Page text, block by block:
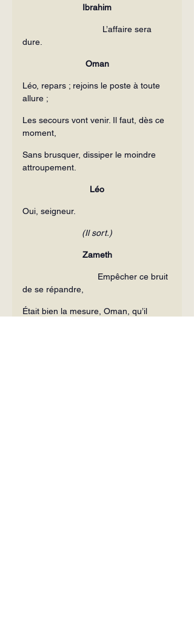
Ibrahim
L’affaire sera
dure.
Oman
Léo, repars ; rejoins le poste à toute
allure ;
Les secours vont venir. Il faut, dès ce
moment,
Sans brusquer, dissiper le moindre
attroupement.
Léo
Oui, seigneur.
(Il sort.)
Zameth
Empêcher ce bruit
de se répandre,
Était bien la mesure, Oman, qu’il